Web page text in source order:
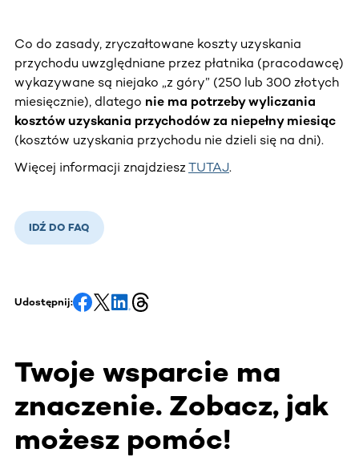
Co do zasady, zryczałtowane koszty uzyskania
przychodu uwzględniane przez płatnika (pracodawcę)
wykazywane są niejako „z góry” (250 lub 300 złotych
miesięcznie), dlatego nie ma potrzeby wyliczania
kosztów uzyskania przychodów za niepełny miesiąc
(kosztów uzyskania przychodu nie dzieli się na dni).
Więcej informacji znajdziesz TUTAJ.
IDŹ DO FAQ
Udostępnij:
Twoje wsparcie ma
znaczenie. Zobacz, jak
możesz pomóc!